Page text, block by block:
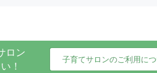
ロン
！
子育てサロンのご利用に